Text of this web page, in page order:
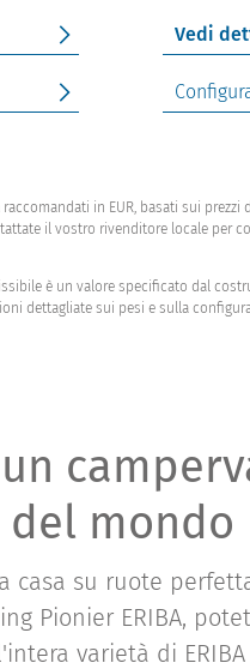
Vedi
in EUR, basati sui
il vostro rivenditore locale per
è un valore specificato dal
dettagliate sui pesi e sulla
mondo
casa su ruote
Pionier ERIBA,
varietà di